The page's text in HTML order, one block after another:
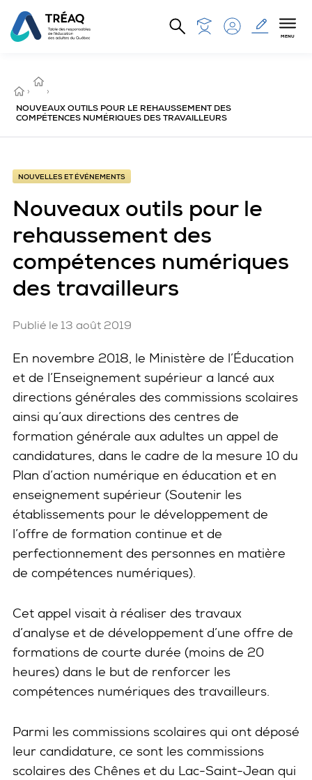
Aller au contenu principal
MENU
ACCUEIL
›
ET
ÉVÉNEMENTS
›
NOUVEAUX OUTILS POUR LE REHAUSSEMENT DES
COMPÉTENCES NUMÉRIQUES DES TRAVAILLEURS
NOUVELLES ET ÉVÉNEMENTS
Nouveaux outils pour le
rehaussement des
compétences numériques
des travailleurs
Publié le 13 août 2019
En novembre 2018, le Ministère de l’Éducation
et de l’Enseignement supérieur a lancé aux
directions générales des commissions scolaires
ainsi qu’aux directions des centres de
formation générale aux adultes un appel de
candidatures, dans le cadre de la mesure 10 du
Plan d’action numérique en éducation et en
enseignement supérieur (Soutenir les
établissements pour le développement de
l’offre de formation continue et de
perfectionnement des personnes en matière
de compétences numériques).
Cet appel visait à réaliser des travaux
d’analyse et de développement d’une offre de
formations de courte durée (moins de 20
heures) dans le but de renforcer les
compétences numériques des travailleurs.
Parmi les commissions scolaires qui ont déposé
leur candidature, ce sont les commissions
scolaires des Chênes et du Lac-Saint-Jean qui